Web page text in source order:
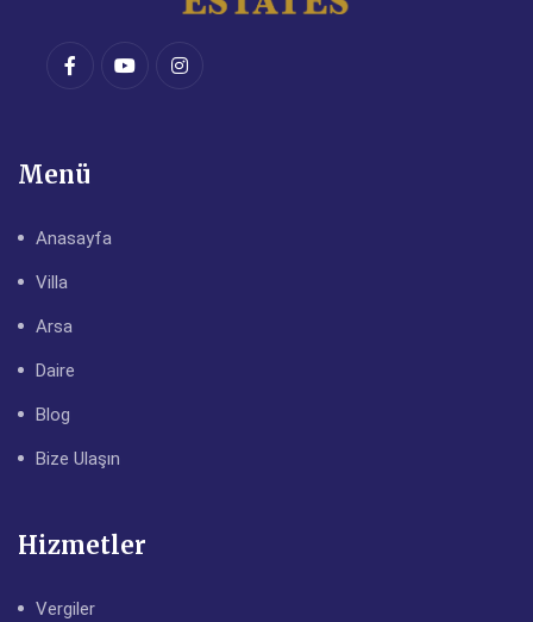
Menü
Anasayfa
Villa
Arsa
Daire
Blog
Bize Ulaşın
Hizmetler
Vergiler